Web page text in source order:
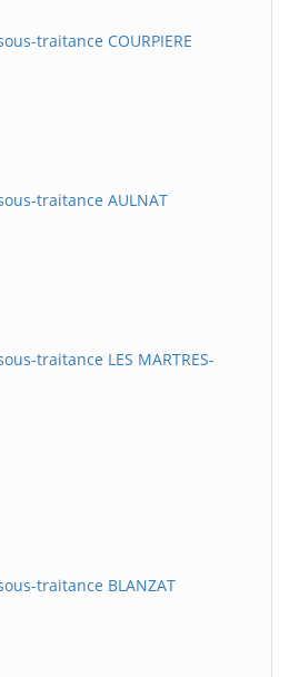
traitance COURPIERE
traitance AULNAT
traitance LES MARTRES-
traitance BLANZAT